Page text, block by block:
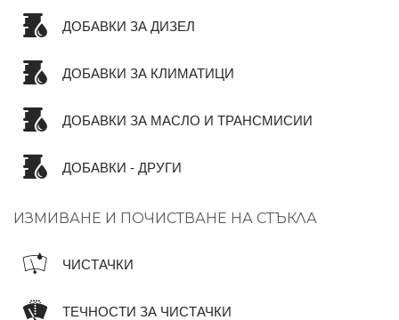
ДОБАВКИ ЗА ДИЗЕЛ
ДОБАВКИ ЗА КЛИМАТИЦИ
ДОБАВКИ ЗА МАСЛО И ТРАНСМИСИИ
ДОБАВКИ - ДРУГИ
ИЗМИВАНЕ И ПОЧИСТВАНЕ НА СТЪКЛА
ЧИСТАЧКИ
ТЕЧНОСТИ ЗА ЧИСТАЧКИ